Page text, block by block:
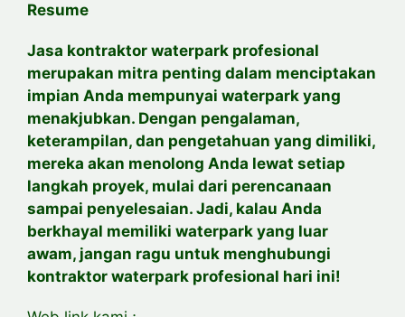
Resume
Jasa kontraktor waterpark profesional
merupakan mitra penting dalam menciptakan
impian Anda mempunyai waterpark yang
menakjubkan. Dengan pengalaman,
keterampilan, dan pengetahuan yang dimiliki,
mereka akan menolong Anda lewat setiap
langkah proyek, mulai dari perencanaan
sampai penyelesaian. Jadi, kalau Anda
berkhayal memiliki waterpark yang luar
awam, jangan ragu untuk menghubungi
kontraktor waterpark profesional hari ini!